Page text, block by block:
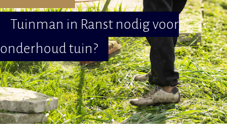
Tuinman in Ranst nodig voor
onderhoud tuin?